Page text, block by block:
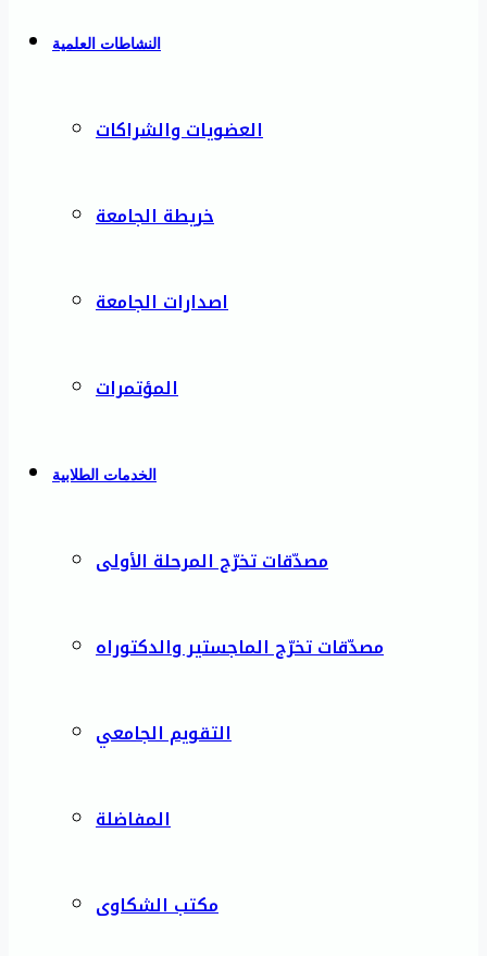
النشاطات العلمية
العضويات والشراكات
خريطة الجامعة
اصدارات الجامعة
المؤتمرات
الخدمات الطلابية
مصدّقات تخرّج المرحلة الأولى
مصدّقات تخرّج الماجستير والدكتوراه
التقويم الجامعي
المفاضلة
مكتب الشكاوى